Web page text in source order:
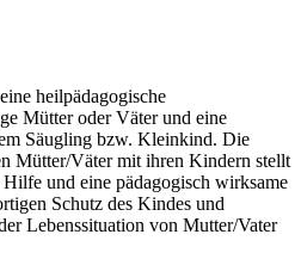
heilpädagogische
Mütter oder Väter und eine
Säugling bzw. Kleinkind. Die
Mütter/Väter mit ihren Kindern stellt
und eine pädagogisch wirksame
Schutz des Kindes und
Lebenssituation von Mutter/Vater